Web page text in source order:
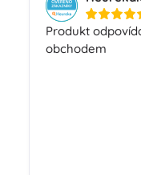
Produkt
obchodem